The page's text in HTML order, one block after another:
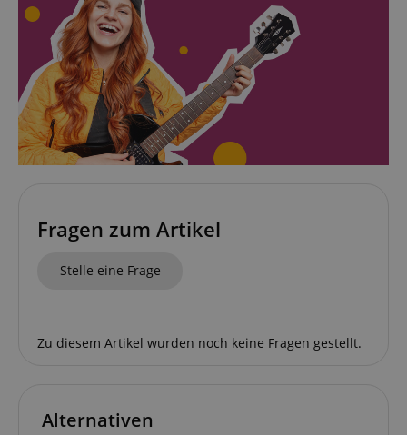
Fragen zum Artikel
Stelle eine Frage
Zu diesem Artikel wurden noch keine Fragen gestellt.
Alternativen
Statistik Marketing Funktional
Statistik-Cookies werden verwendet, um zu sehen,
wie Besucher die Website nutzen, z.B. Analyse-
Cookies. Diese Cookies können nicht verwendet
werden, um einen bestimmten Besucher direkt zu
identifizieren.
vid-
Stunde
remembering
the state of